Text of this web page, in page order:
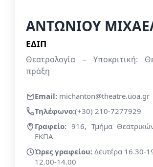
ΑΝΤΩΝΙΟΥ
ΕΔΙΠ
Θεατρολογία – Υποκριτική:
πράξη
Email: michanton@theatre.uoa.gr
Τηλέφωνο:(+30) 210-7277929
Γραφείο: 916, Τμήμα
ΕΚΠΑ
Ώρες γραφείου: Δευτέρα 16.30-
12.00-14.00